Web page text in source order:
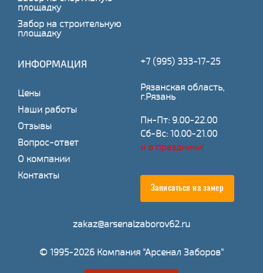
площадку
Забор на строительную
площадку
ИНФОРМАЦИЯ
Цены
Наши работы
Отзывы
Вопрос-ответ
О компании
Контакты
+7 (995) 333-17-25
Рязанская область,
г.Рязань
Пн-Пт: 9.00-22.00
Сб-Вс: 10.00-21.00
и в праздники!
Записаться на замер
zakaz@arsenalzaborov62.ru
© 1995-2026 Компания "Арсенал Заборов"